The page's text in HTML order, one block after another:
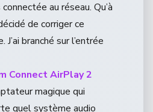
au réseau. Qu’à
de corriger ce
J’ai branché sur l’entrée
Connect AirPlay 2
magique qui
quel système audio